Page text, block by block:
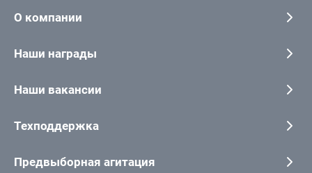
О компании
Наши награды
Наши вакансии
Техподдержка
Предвыборная агитация